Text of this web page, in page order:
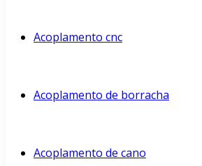
Acoplamento cnc
Acoplamento de borracha
Acoplamento de cano